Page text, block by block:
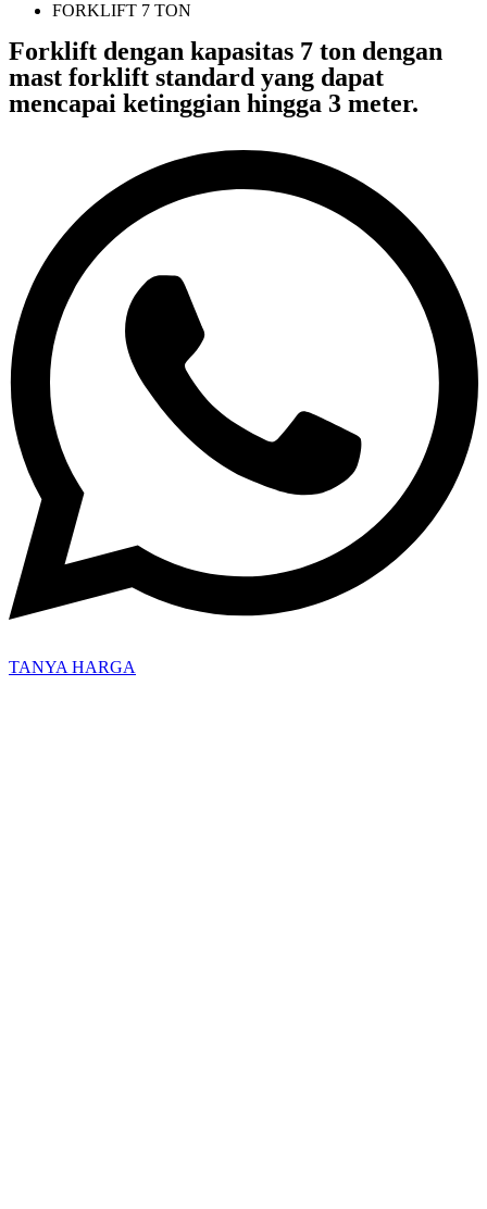
FORKLIFT 7 TON
Forklift dengan kapasitas 7 ton dengan
mast forklift standard yang dapat
mencapai ketinggian hingga 3 meter.
TANYA HARGA